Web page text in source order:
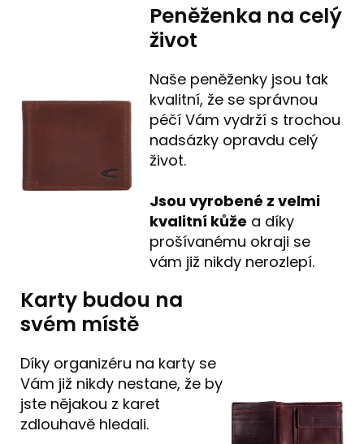
Peněženka na celý
život
Naše peněženky jsou tak
kvalitní, že se správnou
péčí Vám vydrží s trochou
nadsázky opravdu celý
život.
Jsou vyrobené z velmi
kvalitní kůže a díky
prošívanému okraji se
vám již nikdy nerozlepí.
Karty budou na
svém místě
Díky organizéru na karty se
Vám již nikdy nestane, že by
jste nějakou z karet
zdlouhavě hledali.